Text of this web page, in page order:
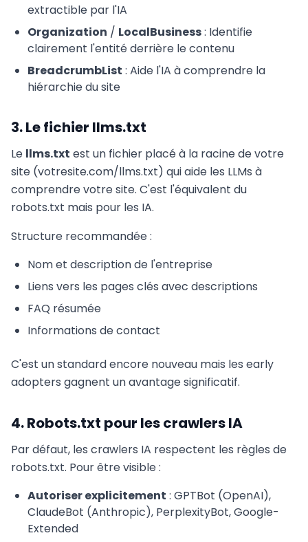
extractible par l'IA
Organization / LocalBusiness: Identifie
clairement l'entité derrière le contenu
BreadcrumbList : Aide l'IA à comprendre la
hiérarchie du site
3. Le fichier llms.txt
Le llms.txt est un fichier placé à la racine de votre
site (votresite.com/llms.txt) qui aide les LLMs à
comprendre votre site. C'est l'équivalent du
robots.txt mais pour les IA.
Structure recommandée :
Nom et description de l'entreprise
Liens vers les pages clés avec descriptions
FAQ résumée
Informations de contact
C'est un standard encore nouveau mais les early
adopters gagnent un avantage significatif.
4. Robots.txt pour les crawlers IA
Par défaut, les crawlers IA respectent les règles de
robots.txt. Pour être visible :
Autoriser explicitement : GPTBot (OpenAI),
ClaudeBot (Anthropic), PerplexityBot, Google-
Extended